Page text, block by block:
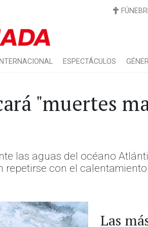
INTERNACIONAL ESPECTÁCULOS
"muertes
las aguas del océano
repetirse con el
Las